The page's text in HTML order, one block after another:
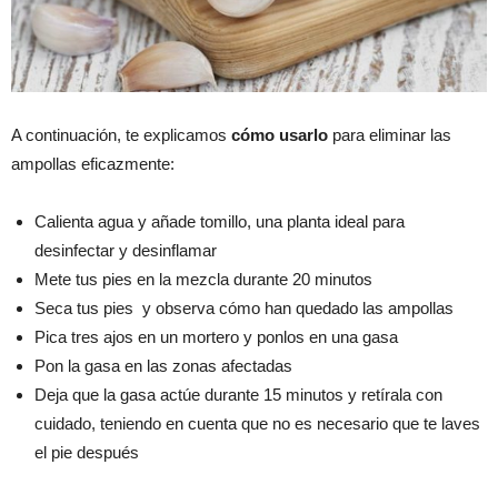
A continuación, te explicamos cómo usarlo para eliminar las
ampollas eficazmente:
Calienta agua y añade tomillo, una planta ideal para
desinfectar y desinflamar
Mete tus pies en la mezcla durante 20 minutos
Seca tus pies y observa cómo han quedado las ampollas
Pica tres ajos en un mortero y ponlos en una gasa
Pon la gasa en las zonas afectadas
Deja que la gasa actúe durante 15 minutos y retírala con
cuidado, teniendo en cuenta que no es necesario que te laves
el pie después